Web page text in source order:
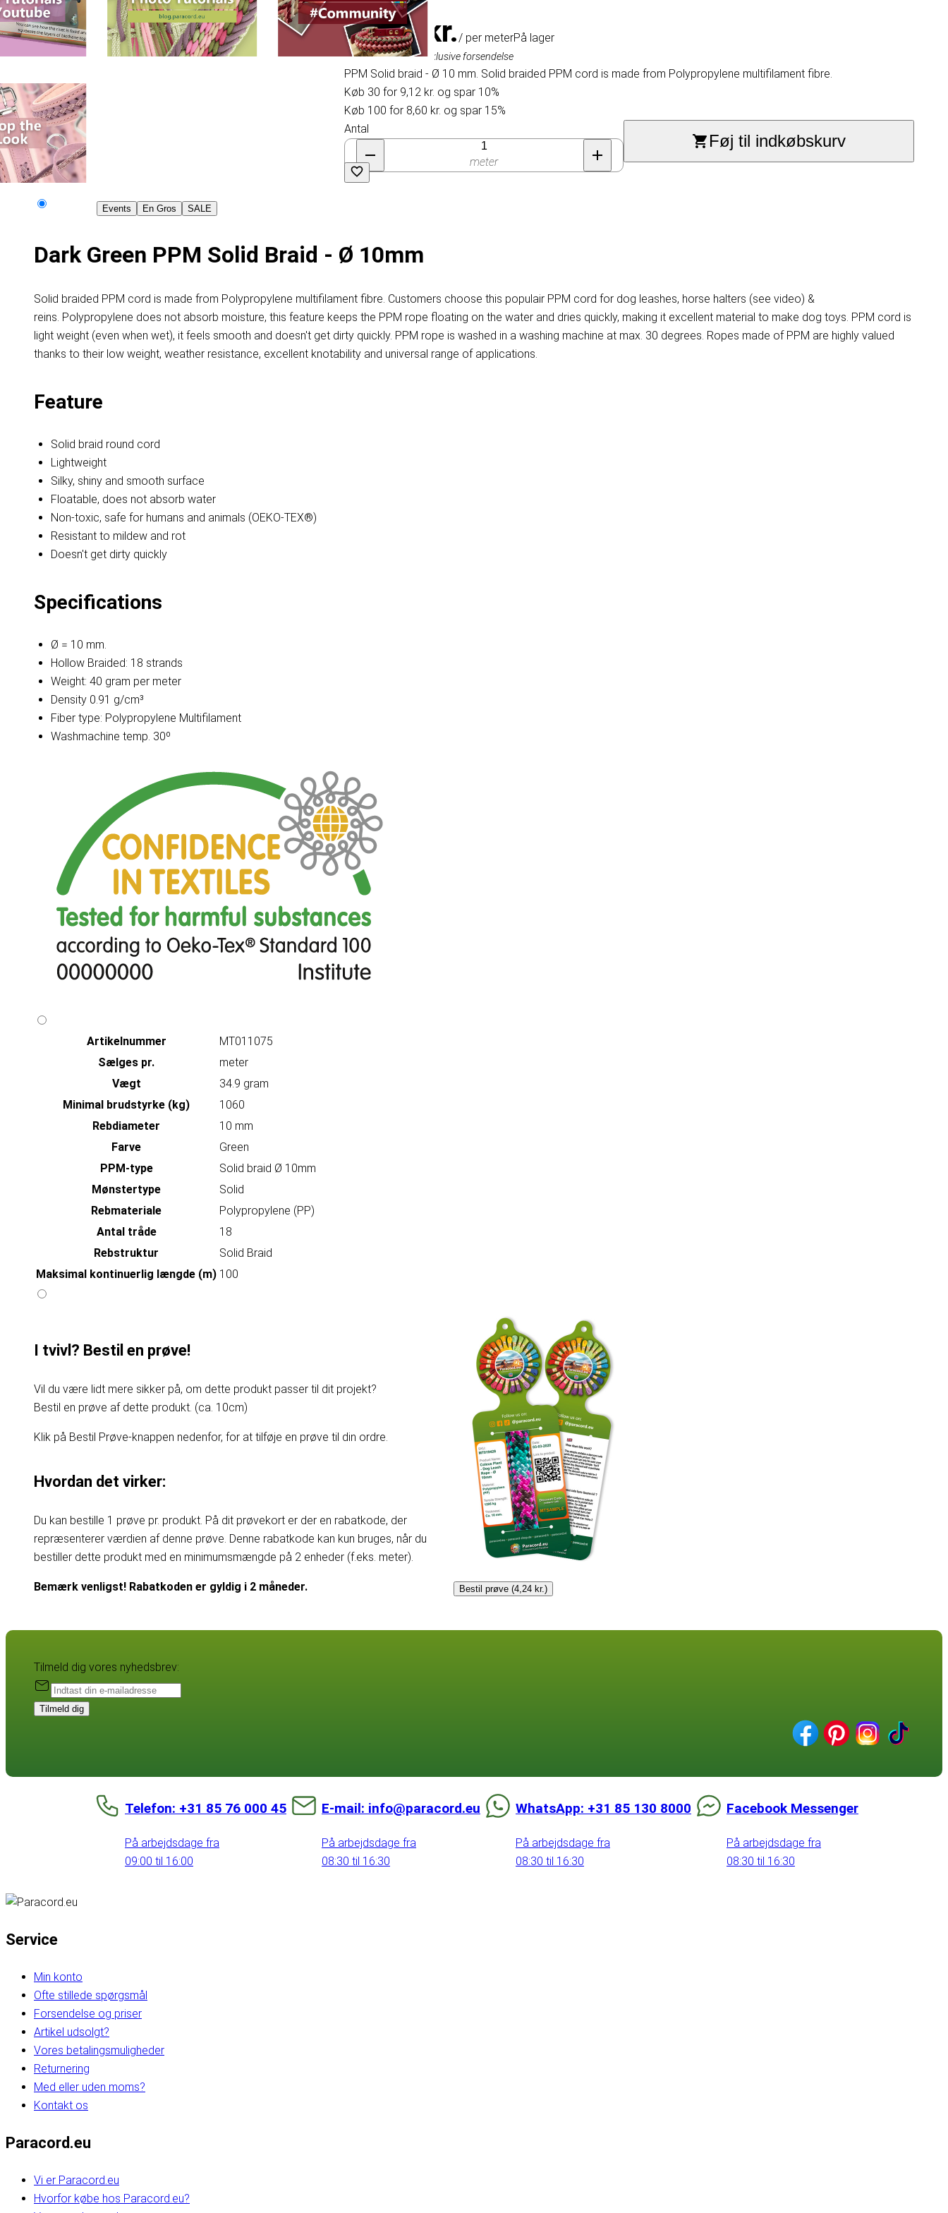
Events En Gros SALE
10,09 kr./ per meterPå lager
Inklusive moms, eksklusive forsendelse
PPM Solid braid - Ø 10 mm. Solid braided PPM cord is made from Polypropylene multifilament fibre.
Køb 30 for 9,12 kr. og spar 10%
Køb 100 for 8,60 kr. og spar 15%
Antal
meter
Føj til indkøbskurv
Dark Green PPM Solid Braid - Ø 10mm
Solid braided PPM cord is made from Polypropylene multifilament fibre. Customers choose this populair PPM cord for dog leashes, horse halters (see video) &
reins. Polypropylene does not absorb moisture, this feature keeps the PPM rope floating on the water and dries quickly, making it excellent material to make dog toys. PPM cord is
light weight (even when wet), it feels smooth and doesn't get dirty quickly. PPM rope is washed in a washing machine at max. 30 degrees. Ropes made of PPM are highly valued
thanks to their low weight, weather resistance, excellent knotability and universal range of applications.
Feature
Solid braid round cord
Lightweight
Silky, shiny and smooth surface
Floatable, does not absorb water
Non-toxic, safe for humans and animals (OEKO-TEX®)
Resistant to mildew and rot
Doesn't get dirty quickly
Specifications
Ø = 10 mm.
Hollow Braided: 18 strands
Weight: 40 gram per meter
Density 0.91 g/cm³
Fiber type: Polypropylene Multifilament
Washmachine temp. 30º
Artikelnummer
MT011075
Sælges pr.
meter
Vægt
34.9 gram
Minimal brudstyrke (kg)
1060
Rebdiameter
10 mm
Farve
Green
PPM-type
Solid braid Ø 10mm
Mønstertype
Solid
Rebmateriale
Polypropylene (PP)
Antal tråde
18
Rebstruktur
Solid Braid
Maksimal kontinuerlig længde (m) 100
I tvivl? Bestil en prøve!
Vil du være lidt mere sikker på, om dette produkt passer til dit projekt?
Bestil en prøve af dette produkt. (ca. 10cm)
Klik på Bestil Prøve-knappen nedenfor, for at tilføje en prøve til din ordre.
Hvordan det virker:
Du kan bestille 1 prøve pr. produkt. På dit prøvekort er der en rabatkode, der
repræsenterer værdien af denne prøve. Denne rabatkode kan kun bruges, når du
bestiller dette produkt med en minimumsmængde på 2 enheder (f.eks. meter).
Bemærk venligst! Rabatkoden er gyldig i 2 måneder. Bestil prøve (4,24 kr.)
Tilmeld dig vores nyhedsbrev:
Tilmeld dig
Telefon: +31 85 76 000 45
På arbejdsdage fra
09:00 til 16:00
E-mail: info@paracord.eu
På arbejdsdage fra
08:30 til 16:30
WhatsApp: +31 85 130 8000
På arbejdsdage fra
08:30 til 16:30
Facebook Messenger
På arbejdsdage fra
08:30 til 16:30
Service
Min konto
Ofte stillede spørgsmål
Forsendelse og priser
Artikel udsolgt?
Vores betalingsmuligheder
Returnering
Med eller uden moms?
Kontakt os
Paracord.eu
Vi er Paracord.eu
Hvorfor købe hos Paracord.eu?